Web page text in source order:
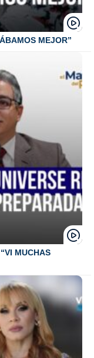
MEJOR”
MUCHAS